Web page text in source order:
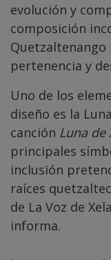
evolución y
composición
pertenencia y
Uno de los
diseño es la
canción Luna de
principales
inclusión
raíces
de La Voz de
informa.